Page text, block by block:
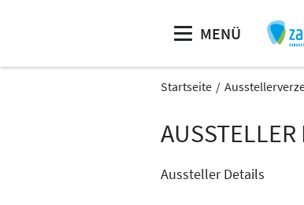
MENÜ
Startseite
AUSSTELLER
Aussteller Details